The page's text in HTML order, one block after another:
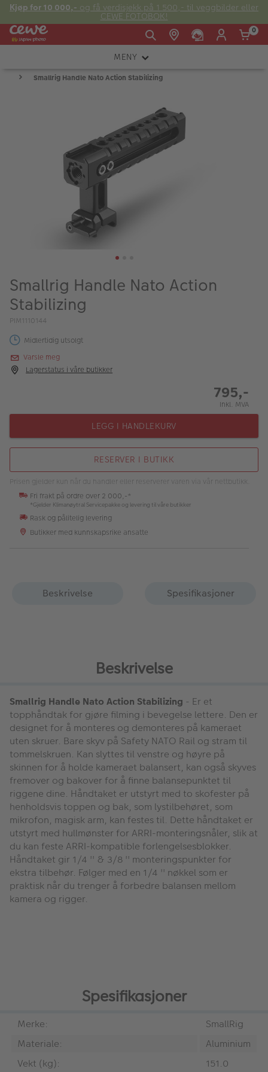
Kjøp for 10 000,- og få verdisjekk på 1 500,- til veggbilder eller
CEWE FOTOBOK!
Fre:
20:00
E-post:
kundeservice@japanphoto.no
0
MENY
KAMERA
LYS OG STUDIO
INSTANTFOTO
Kampanjer
Merker
Bildeprodukter
Smallrig Handle Nato Action Stabilizing
Smallrig Handle Nato Action
Stabilizing
PIM1110144
Midlertidig utsolgt
Varsle meg
Lagerstatus i våre butikker
795,-
Inkl. MVA
LEGG I HANDLEKURV
RESERVER I BUTIKK
Prisen gjelder kun når du handler eller reserverer varen via vår nettbutikk.
Fri frakt på ordre over 2 000,-*
*Gjelder Klimanøytral Servicepakke og levering til våre butikker
Rask og pålitelig levering
Butikker med kunnskapsrike ansatte
Beskrivelse Spesifikasjoner
Beskrivelse
Smallrig Handle Nato Action Stabilizing - Er et
topphåndtak for gjøre filming i bevegelse lettere. Den er
designet for å monteres og demonteres på kameraet
uten skruer. Bare skyv på Safety NATO Rail og stram til
tommelskruen. Kan slyttes til venstre og høyre på
skinnen for å holde kameraet balansert, kan også skyves
fremover og bakover for å finne balansepunktet til
riggene dine. Håndtaket er utstyrt med to skofester på
henholdsvis toppen og bak, som lystilbehøret, som
mikrofon, magisk arm, kan festes til. Dette håndtaket er
utstyrt med hullmønster for ARRI-monteringsnåler, slik at
du kan feste ARRI-kompatible forlengelsesblokker.
Håndtaket gir 1/4 '' & 3/8 '' monteringspunkter for
ekstra tilbehør. Følger med en 1/4 '' nøkkel som er
praktisk når du trenger å forbedre balansen mellom
kamera og rigger.
Spesifikasjoner
Merke:
SmallRig
Materiale:
Aluminium
Vekt (kg):
151.0